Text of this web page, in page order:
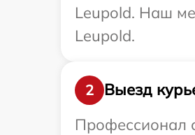
Leupold. Наш
Leupold.
2
Выезд
Профессионал